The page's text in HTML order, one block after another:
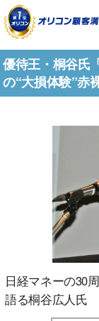
優待王・桐谷
の“大損体験”赤
日経マネーの30
語る桐谷広人氏